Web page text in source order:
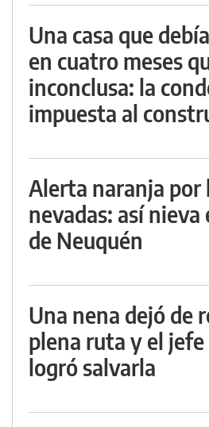
Una casa que
en cuatro meses
inconclusa: la
impuesta al
Alerta naranja por
nevadas: así nieva
de Neuquén
Una nena dejó de
plena ruta y el
logró salvarla